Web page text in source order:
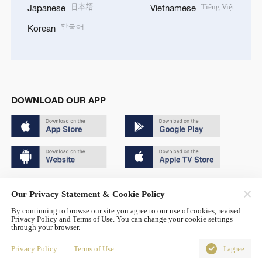
Japanese 日本語
Korean 한국어
Vietnamese Tiếng Việt
DOWNLOAD OUR APP
京公网安备 11010502050052号
Disinformation report hotline: 010-85061466
Our Privacy Statement & Cookie Policy
By continuing to browse our site you agree to our use of cookies, revised
Privacy Policy and Terms of Use. You can change your cookie settings
through your browser.
Privacy Policy Terms of Use I agree